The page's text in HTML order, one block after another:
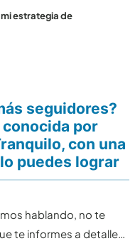
estrategia de
seguidores?
conocida por
con una
puedes lograr
hablando, no te
te informes a detalle…